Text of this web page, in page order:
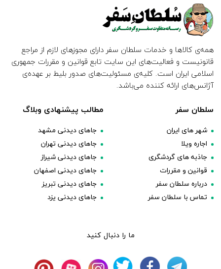
همه‌ی کالاها و خدمات سلطان سفر دارای مجوزهای لازم از مراجع
قانونیست و فعالیت‌های این سایت تابع قوانین و مقررات جمهوری
اسلامی ایران است. کلیه‌ی مسئولیت‌های صدور بلیط بر عهده‌ی
آژانس‌های ارائه کننده می‌باشد.
سلطان سفر
شهر های ایران
اجاره ویلا
جاذبه های گردشگری
قوانین و مقررات
درباره سلطان سفر
تماس با سلطان سفر
مطالب پیشنهادی وبلاگ
جاهای دیدنی مشهد
جاهای دیدنی تهران
جاهای دیدنی شیراز
جاهای دیدنی اصفهان
جاهای دیدنی تبریز
جاهای دیدنی یزد
ما را دنبال کنید